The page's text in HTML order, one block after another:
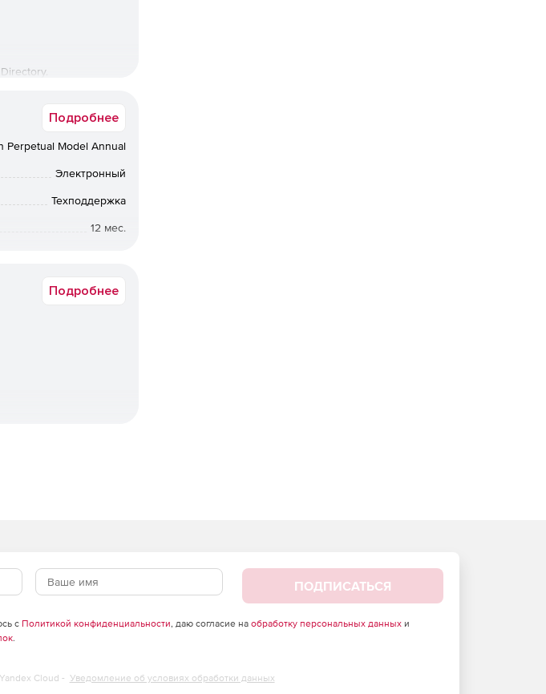
функции
Подробнее
Perpetual Model Annual
Электронный
Техподдержка
12 мес.
Подробнее
ПОДПИСАТЬСЯ
с Политикой конфиденциальности, даю согласие на обработку персональных данныхи
.
Cloud - Уведомление об условиях обработки данных